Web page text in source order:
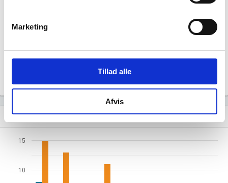
Marketing
Tillad alle
Afvis
Beskæftigede kvinder i branchen
7.045
Beskæftigede mænd i branchen
Gå tilUdvidet brancheanalysefor historiske data.
bar_chart Nye og ophørte virksomheder pr. år
10
15